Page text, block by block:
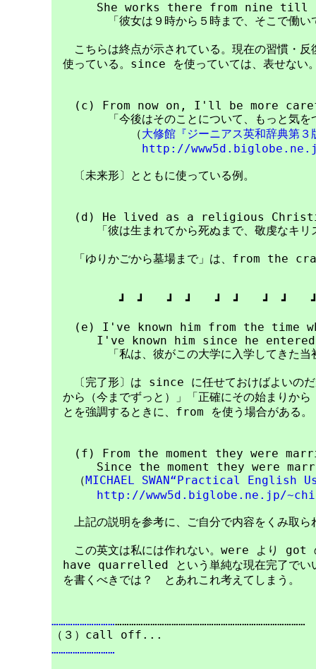
She works there from nine till
「彼女は９時から５時まで、そこで働い
こちらは終点が示されている。現在の習慣・反
使っている。since を使っていては、表せない
(c) From now on, I'll be more
「今後はそのことについて、もっと気をつ
（大修館『ジーニアス英和辞典第３
http://
〔未来形〕とともに使っている例。
(d) He lived as a religious
「彼は生まれてから死ぬまで、敬虔なキリ
「ゆりかごから墓場まで」は、from the
┛　┛　　┛　┛　　┛　┛　　┛　┛　　┛
(e) I've known him from the time
I've known him since he
「私は、彼がこの大学に入学してきた当初
〔完了形〕は since に任せておけばよいのだ
から（今までずっと）」「正確にその始まりから
とを強調するときに、from を使う場合がある。
(f) From the moment they were
Since the moment they were
（MICHAEL SWAN“Practical English
http://www5d.biglobe.ne.jp/
上記の説明を参考に、ご自分で内容をくみ取ら
この英文は私には作れない。were より
have quarrelled という単純な現在完了でいい
を書くべきでは？　とあれこれ考えてしまう。
………………………………………………………………………………………………
………………………